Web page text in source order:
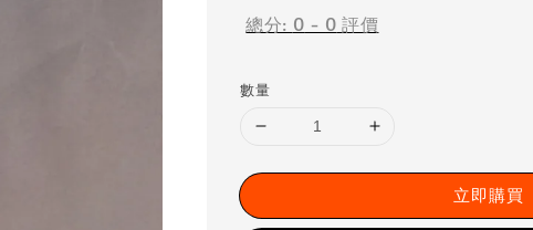
總分: 0 - 0 評價
數量
立即購買